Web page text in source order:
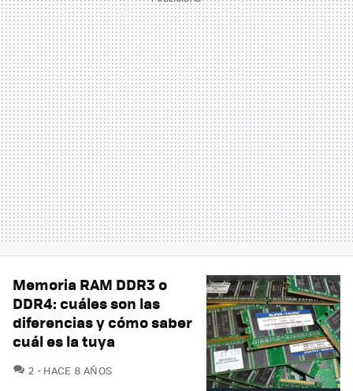
Memoria RAM DDR3 o
DDR4: cuáles son las
diferencias y cómo saber
cuál es la tuya
2 COMENTARIOS
HACE 8 AÑOS